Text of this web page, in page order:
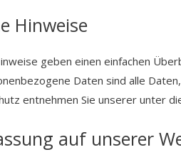
Hinweise
geben einen einfachen
Daten sind alle
entnehmen Sie unserer unter
auf unserer